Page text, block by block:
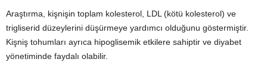
Araştırma, kişnişin toplam kolesterol, LDL (kötü kolesterol) ve
trigliserid düzeylerini düşürmeye yardımcı olduğunu göstermiştir.
Kişniş tohumları ayrıca hipoglisemik etkilere sahiptir ve diyabet
yönetiminde faydalı olabilir.